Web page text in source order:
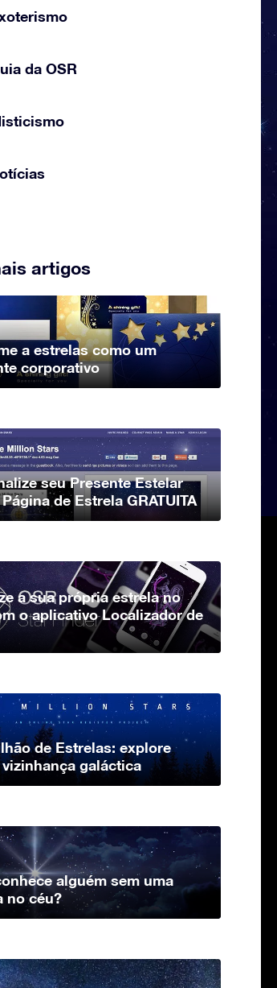
da OSR
artigos
a estrelas como um
corporativo
seu Presente Estelar
de Estrela GRATUITA
a sua própria estrela no
o aplicativo Localizador de
de Estrelas: explore
galáctica
alguém sem uma
no céu?